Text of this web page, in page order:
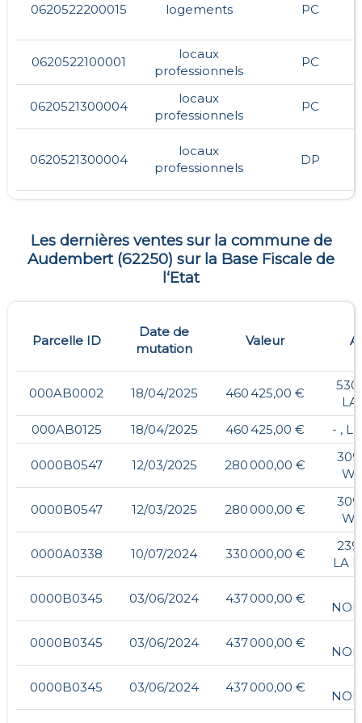
0620522200015 logements PC
0620522100001
locaux
professionnels
PC
0620521300004
locaux
professionnels
PC
0620521300004
locaux
professionnels
DP
Les dernières ventes sur la commune de
Audembert(62250) sur la Base Fiscale de
l‘Etat
Parcelle ID
Date de
mutation
Valeur
000AB0002 18/04/2025 460 425,00 €
LA
000AB0125
18/04/2025 460 425,00 € - ,
0000B0547 12/03/2025 280 000,00 €
0000B0547 12/03/2025 280 000,00 €
0000A0338 10/07/2024 330 000,00 €
LA
0000B0345 03/06/2024 437 000,00 €
0000B0345 03/06/2024 437 000,00 €
0000B0345 03/06/2024 437 000,00 €